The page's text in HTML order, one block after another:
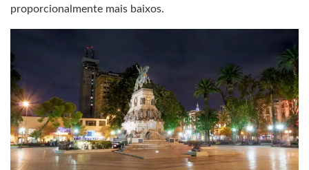
proporcionalmente mais baixos.